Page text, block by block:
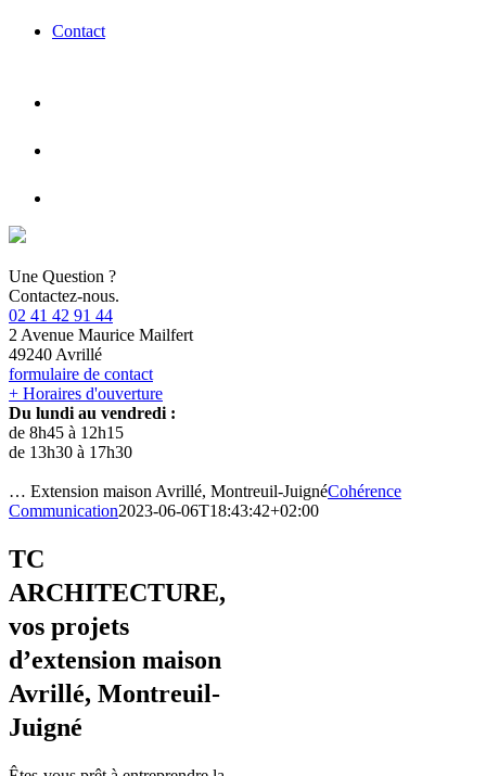
Contact
Une Question ?
Contactez-nous.
02 41 42 91 44
2 Avenue Maurice Mailfert
49240 Avrillé
formulaire de contact
+ Horaires d'ouverture
Du lundi au vendredi :
de 8h45 à 12h15
de 13h30 à 17h30
… Extension maison Avrillé, Montreuil-JuignéCohérence
Communication2023-06-06T18:43:42+02:00
TC
ARCHITECTURE,
vos projets
d’extension maison
Avrillé, Montreuil-
Juigné